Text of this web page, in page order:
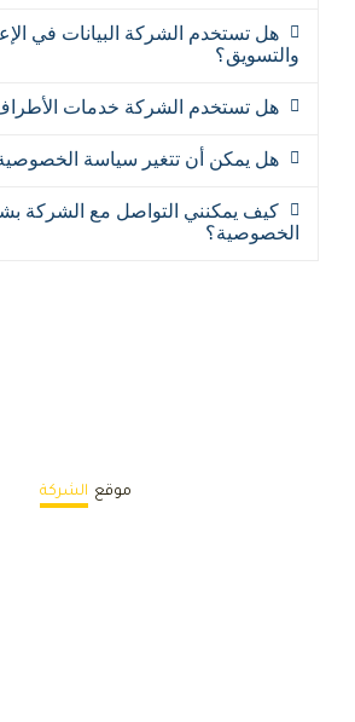
هل تستخدم الشركة البيانات في
والتسويق؟
هل تستخدم الشركة خدمات الأطراف
هل يمكن أن تتغير سياسة
كيف يمكنني التواصل مع الشركة
الخصوصية؟
موقع الشركة